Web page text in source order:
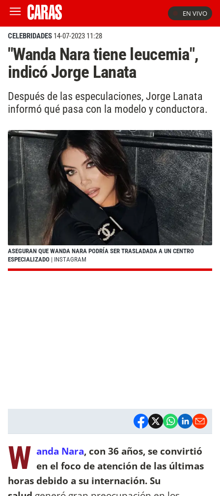
EN VIVO
CELEBRIDADES 14-07-2023 11:28
"Wanda Nara tiene leucemia",
indicó Jorge Lanata
Después de las especulaciones, Jorge Lanata
informó qué pasa con la modelo y conductora.
ASEGURAN QUE WANDA NARA PODRÍA SER TRASLADADA A UN CENTRO
ESPECIALIZADO | INSTAGRAM
W anda Nara, con 36 años, se convirtió
en el foco de atención de las últimas
horas debido a su internación. Su